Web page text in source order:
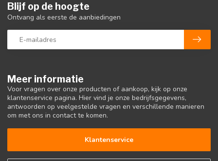
Meer informatie
Voor vragen over onze producten of aankoop, kijk op onze
klantenservice pagina. Hier vind je onze bedrijfsgegevens,
antwoorden op veelgestelde vragen en verschillende manieren
om met ons in contact te komen.
Klantenservice
Blijf op de hoogte
Ontvang als eerste de aanbiedingen